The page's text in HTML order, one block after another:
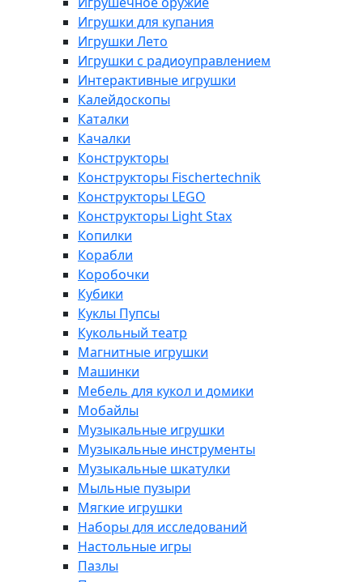
Игрушки для купания
Игрушки Лето
Игрушки с радиоуправлением
Интерактивные игрушки
Калейдоскопы
Каталки
Качалки
Конструкторы
Конструкторы Fisсhertechnik
Конструкторы LEGO
Конструкторы Light Stax
Копилки
Корабли
Коробочки
Кубики
Куклы Пупсы
Кукольный театр
Магнитные игрушки
Машинки
Мебель для кукол и домики
Мобайлы
Музыкальные игрушки
Музыкальные инструменты
Музыкальные шкатулки
Мыльные пузыри
Мягкие игрушки
Наборы для исследований
Настольные игры
Пазлы